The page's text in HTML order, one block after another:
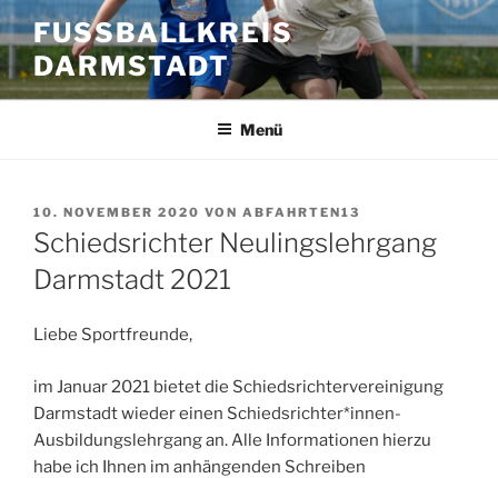
Zum
Inhalt
springen
FUSSBALLKREIS D
ARMSTADT
Menü
VERÖFFENTLICHT
AM
10. NOVEMBER 2020 VON ABFAHRTEN13
Schiedsrichter Neulingslehrgang
Darmstadt 2021
Liebe Sportfreunde,
im Januar 2021 bietet die Schiedsrichtervereinigung
Darmstadt wieder einen Schiedsrichter*innen-
Ausbildungslehrgang an. Alle Informationen hierzu
habe ich Ihnen im anhängenden Schreiben